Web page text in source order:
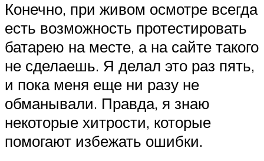
Конечно, при живом осмотре всегда
есть возможность протестировать
батарею на месте, а на сайте такого
не сделаешь. Я делал это раз пять,
и пока меня еще ни разу не
обманывали. Правда, я знаю
некоторые хитрости, которые
помогают избежать ошибки.